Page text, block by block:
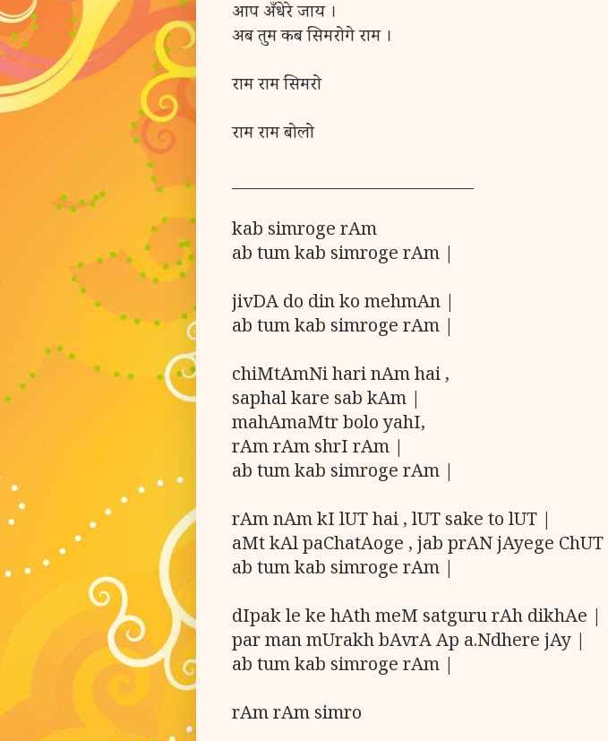
आप अँधेरे जाय ।
अब तुम कब सिमरोगे राम ।
राम राम सिमरो
राम राम बोलो
______________________________
kab simroge rAm
ab tum kab simroge rAm |
jivDA do din ko mehmAn |
ab tum kab simroge rAm |
chiMtAmNi hari nAm hai ,
saphal kare sab kAm |
mahAmaMtr bolo yahI,
rAm rAm shrI rAm |
ab tum kab simroge rAm |
rAm nAm kI lUT hai , lUT sake to lUT |
aMt kAl paChatAoge , jab prAN jAyege
ab tum kab simroge rAm |
dIpak le ke hAth meM satguru rAh dikhAe |
par man mUrakh bAvrA Ap a.Ndhere jAy |
ab tum kab simroge rAm |
rAm rAm simro